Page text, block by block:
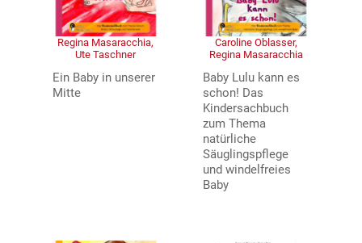
Regina Masaracchia,
Ute Taschner
Ein Baby in unserer
Mitte
Caroline Oblasser,
Regina Masaracchia
Baby Lulu kann es
schon! Das
Kindersachbuch
zum Thema
natürliche
Säuglingspflege
und windelfreies
Baby